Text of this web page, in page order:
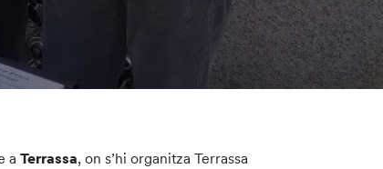
aTerrassa, on s’hi organitza Terrassa